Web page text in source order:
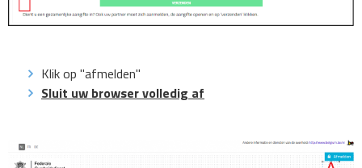
Klik op "afmelden"
Sluit uw browser volledig af